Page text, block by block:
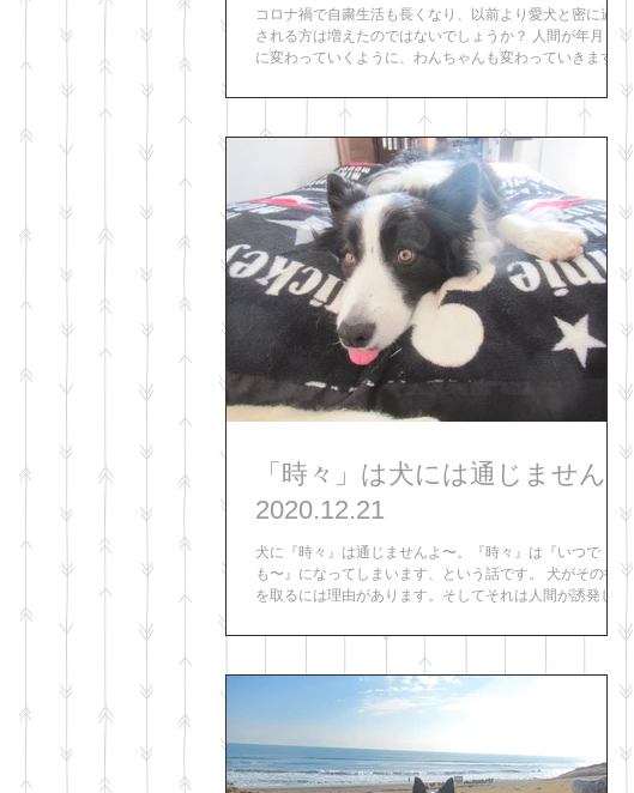
コロナ禍で自粛生活も長くなり、以前より愛犬と密に過ご
される方は増えたのではないでしょうか？ 人間が年月と共
に変わっていくように、わんちゃんも変わっていきます。
ものであったり。...
「時々」は犬には通じません！
2020.12.21
犬に『時々』は通じませんよ〜。『時々』は『いつで
も〜』になってしまいます、という話です。 犬がその行動
を取るには理由があります。そしてそれは人間が誘発して
れているのです。）...